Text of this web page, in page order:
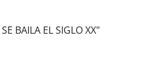
BAILA EL SIGLO XX"